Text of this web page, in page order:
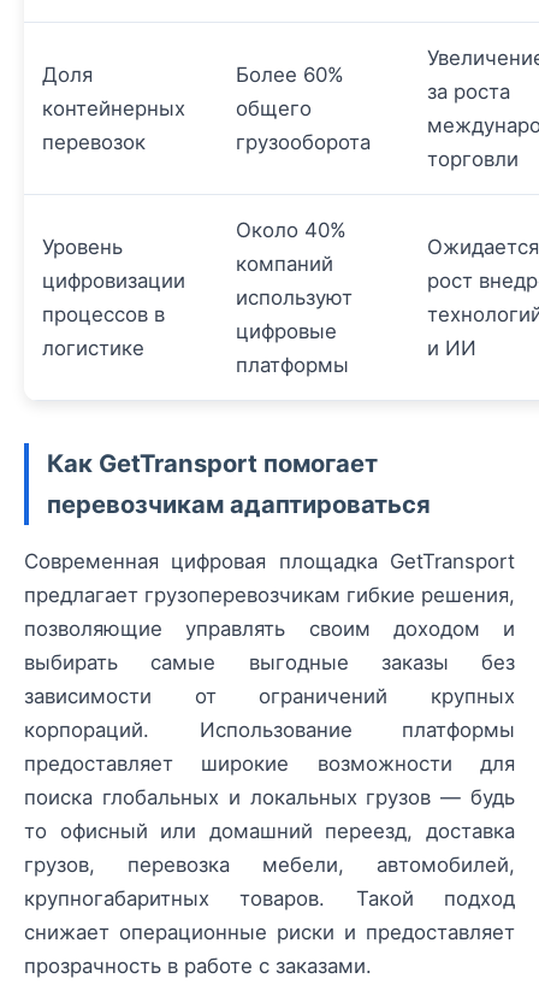
Доля
контейнерных
перевозок
Более 60%
общего
грузооборота
за роста
торговли
Уровень
цифровизации
процессов в
логистике
Около 40%
компаний
используют
цифровые
платформы
Ожидается
рост
и ИИ
Как GetTransport помогает
перевозчикам адаптироваться
Современная цифровая площадка GetTransport
предлагает грузоперевозчикам гибкие решения,
позволяющие управлять своим доходом и
выбирать самые выгодные заказы без
зависимости от ограничений крупных
корпораций. Использование платформы
предоставляет широкие возможности для
поиска глобальных и локальных грузов — будь
то офисный или домашний переезд, доставка
грузов, перевозка мебели, автомобилей,
крупногабаритных товаров. Такой подход
снижает операционные риски и предоставляет
прозрачность в работе с заказами.